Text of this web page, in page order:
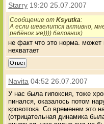
Starry 19:20 25.07.2007
Сообщение отKsyutka:
А если шевелится активно,
ребёнок же)))) баловник)
не факт что это норма. может
нехватает
Ответ
Navita 04:52 26.07.2007
У нас была гипоксия, тоже
пинался, оказалось потом
кровотока. Со временем это
(отрицательная динамика